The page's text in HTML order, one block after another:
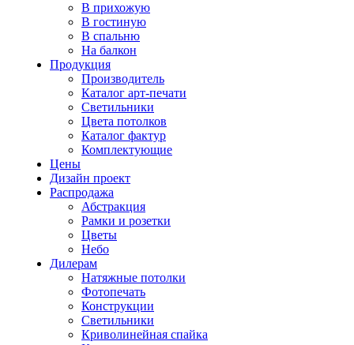
В прихожую
В гостиную
В спальню
На балкон
Продукция
Производитель
Каталог арт-печати
Светильники
Цвета потолков
Каталог фактур
Комплектующие
Цены
Дизайн проект
Распродажа
Абстракция
Рамки и розетки
Цветы
Небо
Дилерам
Натяжные потолки
Фотопечать
Конструкции
Светильники
Криволинейная спайка